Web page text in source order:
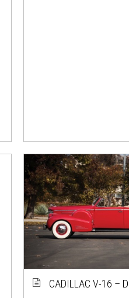
CADILLAC V-16 –